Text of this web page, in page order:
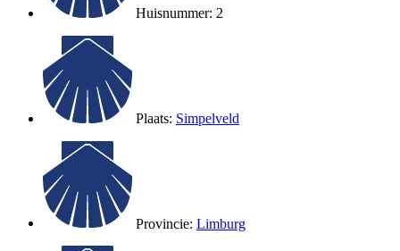
Huisnummer: 2
Plaats: Simpelveld
Provincie: Limburg